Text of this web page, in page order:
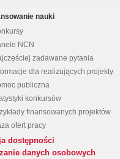
nauki
NCN
zadawane pytania
dla realizujących projekty
publiczna
konkursów
finansowanych projektów
ofert pracy
dostępności
danych osobowych